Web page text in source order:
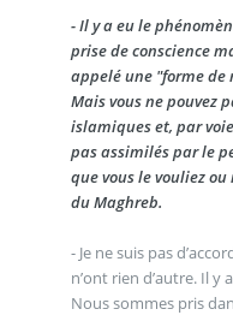
- Il y a eu le
prise de conscience
appelé une "forme
Mais vous ne pouvez
islamiques et, par
pas assimilés par le
que vous le vouliez
du Maghreb.
- Je ne suis pas
n’ont rien d’autre. Il y
Nous sommes pris